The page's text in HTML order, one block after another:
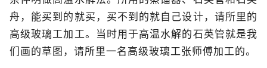
舟，能买到的就买，买不到的就自己设计，请所里的
高级玻璃工加工。当时用于高温水解的石英管就是我
们画的草图，请所里一名高级玻璃工张师傅加工的。